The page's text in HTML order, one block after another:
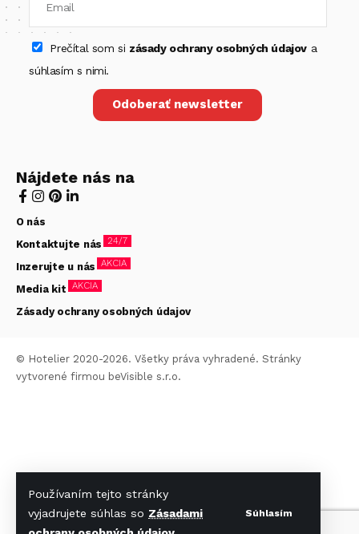
Používaním tejto stránky
vyjadrujete súhlas so Zásadami
Súhlasím
Prečítal som si zásady ochrany osobných údajova
súhlasím s nimi.
Odoberať newsletter
Nájdete nás na
O nás
Kontaktujte nás 24/7
Inzerujte u nás AKCIA
Media kit AKCIA
Zásady ochrany osobných údajov
© Hotelier 2020-2026. Všetky práva vyhradené. Stránky
vytvorené firmou beVisible s.r.o.